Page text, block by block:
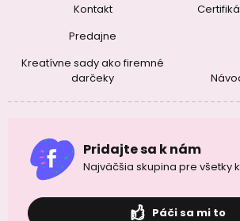
Kontakt
Predajne
Kreatívne sady ako firemné
darčeky
Pridajte sa k nám
Najväčšia skupina pre všetky
Páči sa mi to